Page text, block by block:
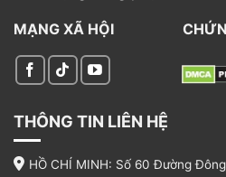
MẠNG XÃ HỘI
THÔNG TIN LIÊN HỆ
HỒ CHÍ MINH: Số 60 Đường